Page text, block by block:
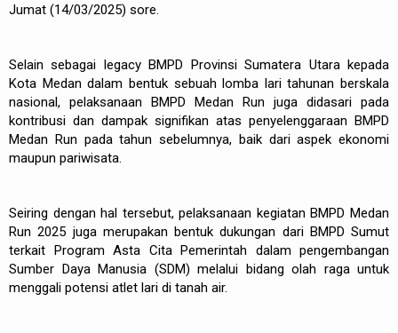
Jumat (14/03/2025) sore.
Selain sebagai legacy BMPD Provinsi Sumatera Utara kepada
Kota Medan dalam bentuk sebuah lomba lari tahunan berskala
nasional, pelaksanaan BMPD Medan Run juga didasari pada
kontribusi dan dampak signifikan atas penyelenggaraan BMPD
Medan Run pada tahun sebelumnya, baik dari aspek ekonomi
maupun pariwisata.
Seiring dengan hal tersebut, pelaksanaan kegiatan BMPD Medan
Run 2025 juga merupakan bentuk dukungan dari BMPD Sumut
terkait Program Asta Cita Pemerintah dalam pengembangan
Sumber Daya Manusia (SDM) melalui bidang olah raga untuk
menggali potensi atlet lari di tanah air.